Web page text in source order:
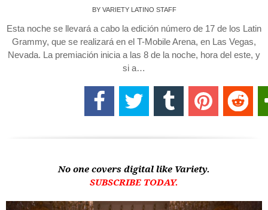
BY VARIETY LATINO STAFF
Esta noche se llevará a cabo la edición número de 17 de los Latin
Grammy, que se realizará en el T-Mobile Arena, en Las Vegas,
Nevada. La premiación inicia a las 8 de la noche, hora del este, y
si a…
No one covers digital like Variety.
SUBSCRIBE TODAY.